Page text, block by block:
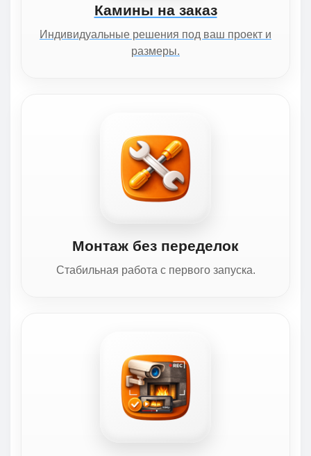
Камины на заказ
Индивидуальные решения под ваш проект и
размеры.
Монтаж без переделок
Стабильная работа с первого запуска.